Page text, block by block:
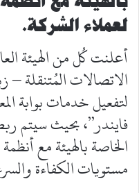
لعملاء الشركة.
أعلنت كُل من الهيئة
الاتصالات المُتنقلة –
لتفعيل خدمات بوابة
فايندر”، بحيث سيتم
الخاصة بالهيئة مع
مستويات الكفاءة